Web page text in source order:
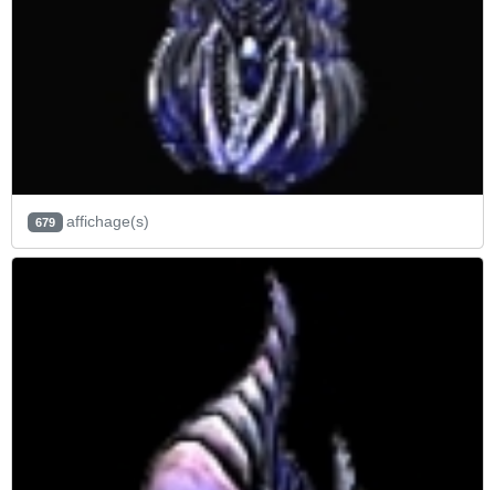
679 affichage(s)